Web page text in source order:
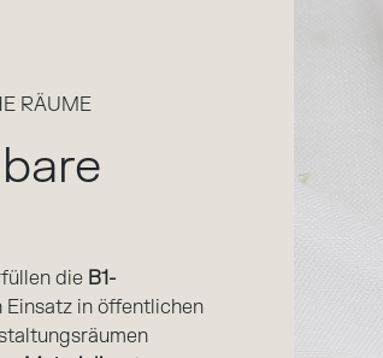
RÄUME
die B1-
Einsatz in öffentlichen